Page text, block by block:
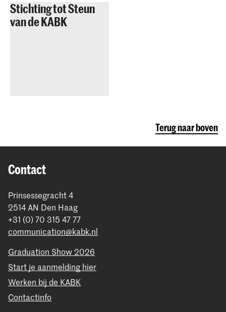
Stichting tot Steun
van de KABK
Terug naar boven
Contact
Prinsessegracht 4
2514 AN Den Haag
+31 (0) 70 315 47 77
communication@kabk.nl
Graduation Show 2026
Start je aanmelding hier
Werken bij de KABK
Contactinfo